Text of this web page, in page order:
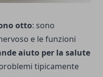
otto: sono
e le funzioni
aiuto per la salute
tipicamente